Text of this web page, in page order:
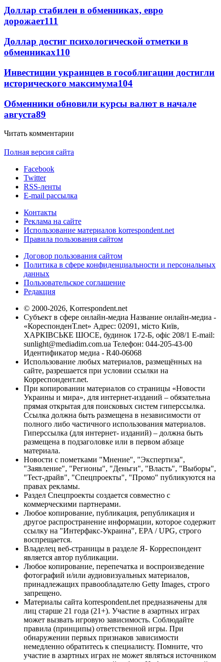
Доллар стабилен в обменниках, евро
дорожает111
Доллар достиг психологической отметки в
обменниках110
Инвестиции украинцев в гособлигации достигли
исторического максимума104
Обменники обновили курсы валют в начале
августа89
Читать комментарии
Полная версия сайта
Facebook
Twitter
RSS-ленты
E-mail рассылка
Контакты
Реклама на сайте
Использование материалов korrespondent.net
Правила пользования сайтом
Договор пользования сайтом
Политика в сфере конфиденциальности и персональных
данных
Пользовательское соглашение
Редакция
© 2000-2026, Korrespondent.net
Субъект в сфере онлайн-медиа Название онлайн-медиа -
«КореспонденТ.net» Адрес: 02091, місто Київ,
ХАРКІВСЬКЕ ШОСЕ, будинок 172-Б, офіс 208/1 E-mail:
sunlight@mediadim.com.ua Телефон: 044-205-43-00
Идентификатор медиа - R40-06068
Использование любых материалов, размещённых на
сайте, разрешается при условии ссылки на
Корреспондент.net.
При копировании материалов со страницы «Новости
Украины и мира», для интернет-изданий – обязательна
прямая открытая для поисковых систем гиперссылка.
Ссылка должна быть размещена в независимости от
полного либо частичного использования материалов.
Гиперссылка (для интернет- изданий) – должна быть
размещена в подзаголовке или в первом абзаце
материала.
Новости с пометками "Мнение", "Экспертиза",
"Заявление", "Регионы", "Деньги", "Власть", "Выборы",
"Тест-драйв", "Спецпроекты", "Промо" публикуются на
правах рекламы.
Раздел Спецпроекты создается совместно с
коммерческими партнерами.
Любое копирование, публикация, републикация и
другое распространение информации, которое содержит
ссылку на "Интерфакс-Украина", EPA / UPG, строго
воспрещается.
Владелец веб-страницы в разделе Я- Корреспондент
является автор публикации.
Любое копирование, перепечатка и воспроизведение
фотографий и/или аудиовизуальных материалов,
принадлежащих правообладателю Getty Images, строго
запрещено.
Материалы сайта korrespondent.net предназначены для
лиц старше 21 года (21+). Участие в азартных играх
может вызвать игровую зависимость. Соблюдайте
правила (принципы) ответственной игры. При
обнаружении первых признаков зависимости
немедленно обратитесь к специалисту. Помните, что
участие в азартных играх не может являться источником